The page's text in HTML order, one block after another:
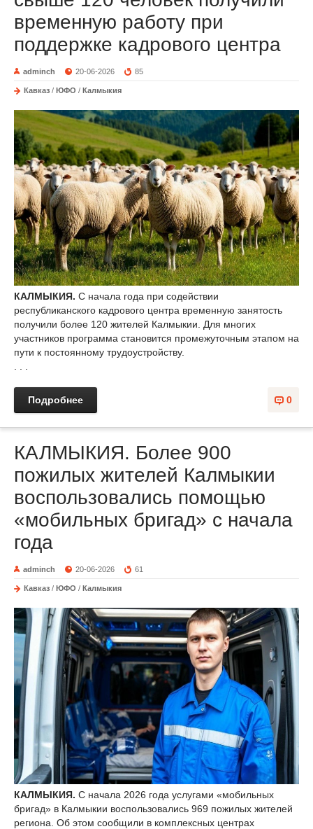
временную работу при
поддержке кадрового центра
adminch 20-06-2026 85
Кавказ / ЮФО / Калмыкия
КАЛМЫКИЯ. С начала года при содействии
республиканского кадрового центра временную занятость
получили более 120 жителей Калмыкии. Для многих
участников программа становится промежуточным этапом на
пути к постоянному трудоустройству.
. . .
0
Подробнее
КАЛМЫКИЯ. Более 900
пожилых жителей Калмыкии
воспользовались помощью
«мобильных бригад» с начала
года
adminch 20-06-2026 61
Кавказ / ЮФО / Калмыкия
КАЛМЫКИЯ. С начала 2026 года услугами «мобильных
бригад» в Калмыкии воспользовались 969 пожилых жителей
региона. Об этом сообщили в комплексных центрах